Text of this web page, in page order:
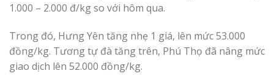
1.000 – 2.000 đ/kg so với hôm qua.
Trong đó, Hưng Yên tăng nhẹ 1 giá, lên mức 53.000
đồng/kg. Tương tự đà tăng trên, Phú Thọ đã nâng mức
giao dịch lên 52.000 đồng/kg.